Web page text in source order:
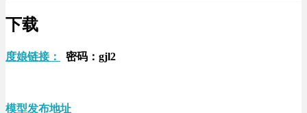
下载
度娘链接： 密码：gjl2
模型发布地址